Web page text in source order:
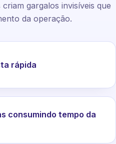
gargalos invisíveis que
da operação.
rápida
consumindo tempo da